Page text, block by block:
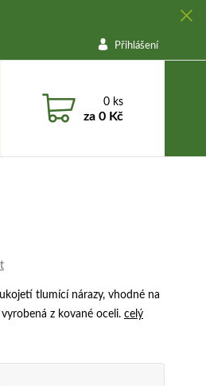
Přihlášení
0 ks
za0 Kč
tlumící nárazy, vhodné na
z kované oceli. celý